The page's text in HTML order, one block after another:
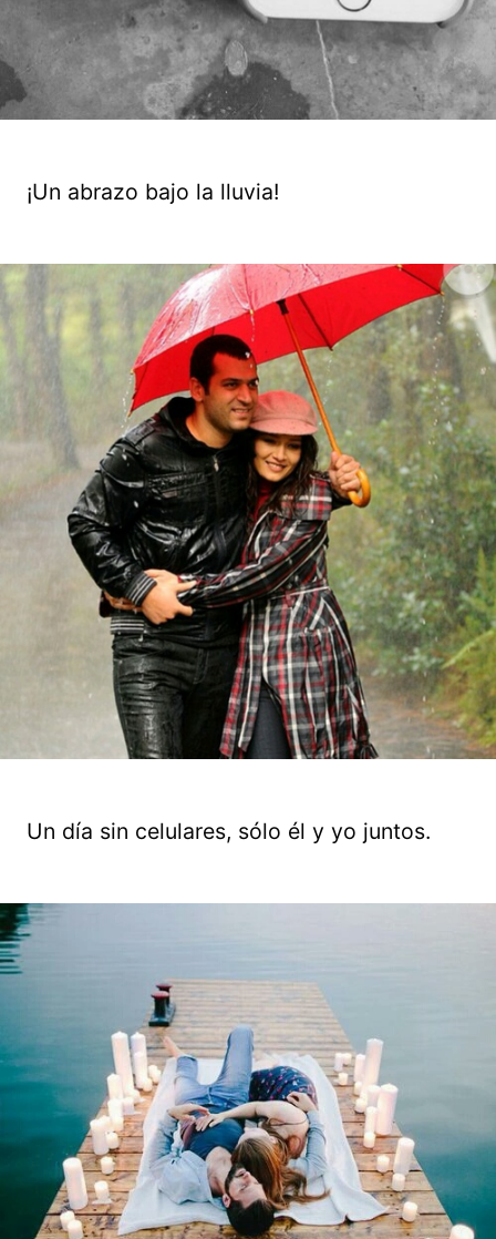
¡Un abrazo bajo la lluvia!
Un día sin celulares, sólo él y yo juntos.